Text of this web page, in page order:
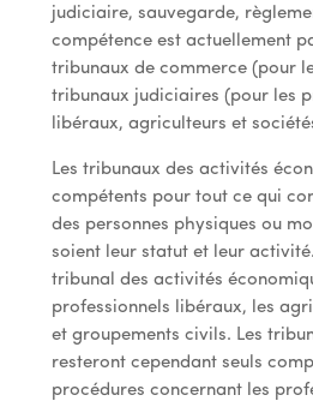
judiciaire, sauvegarde,
compétence est actuellement
tribunaux de commerce (pour
tribunaux judiciaires (pour les
libéraux, agriculteurs et
Les tribunaux des activités
compétents pour tout ce qui
des personnes physiques ou
soient leur statut et leur
tribunal des activités
professionnels libéraux, les
et groupements civils. Les
resteront cependant seuls
procédures concernant les